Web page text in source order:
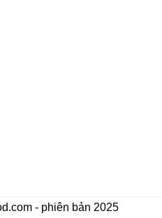
- phiên bản 2025